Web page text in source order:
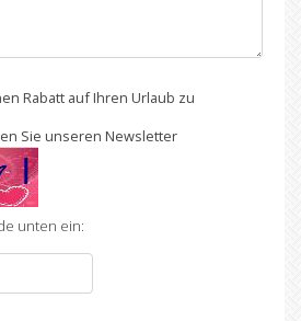
Rabatt auf Ihren Urlaub zu
Sie unseren Newsletter
unten ein: